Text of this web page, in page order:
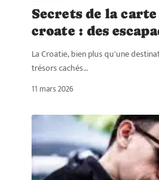
Secrets de la
croate : des
La Croatie, bien plus qu'une
trésors cachés…
11 mars 2026